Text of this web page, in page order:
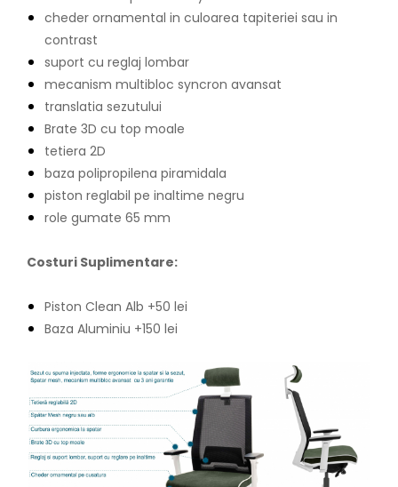
cheder ornamental in culoarea tapiteriei sau in
contrast
suport cu reglaj lombar
mecanism multibloc syncron avansat
translatia sezutului
Brate 3D cu top moale
tetiera 2D
baza polipropilena piramidala
piston reglabil pe inaltime negru
role gumate 65 mm
Costuri Suplimentare:
Piston Clean Alb +50 lei
Baza Aluminiu +150 lei